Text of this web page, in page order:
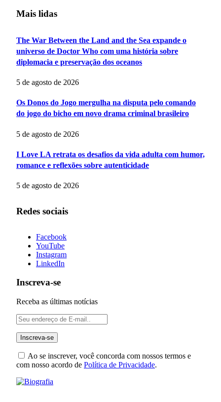
Mais lidas
The War Between the Land and the Sea expande o
universo de Doctor Who com uma história sobre
diplomacia e preservação dos oceanos
5 de agosto de 2026
Os Donos do Jogo mergulha na disputa pelo comando
do jogo do bicho em novo drama criminal brasileiro
5 de agosto de 2026
I Love LA retrata os desafios da vida adulta com humor,
romance e reflexões sobre autenticidade
5 de agosto de 2026
Redes sociais
Facebook
YouTube
Instagram
LinkedIn
Inscreva-se
Receba as últimas notícias
Ao se inscrever, você concorda com nossos termos e
com nosso acordo de Política de Privacidade.